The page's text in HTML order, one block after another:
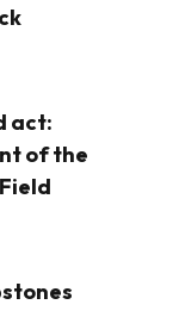
act:
of the